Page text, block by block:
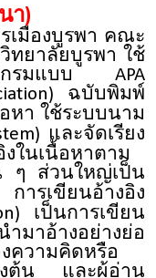
า)
เมืองบูรพา คณะ
ทยาลัยบูรพา ใช้
นุกรมแบบ APA
ฉบับพิมพ์
หา ใช้ระบบนาม
และจัดเรียง
ในเนื้อหาตาม
ๆ
ส่วนใหญ่เป็น
การเขียนอ้างอิง
เป็นการเขียน
มาอ้างอย่างย่อ
ความคิดหรือ
งต้น และผู้อ่าน